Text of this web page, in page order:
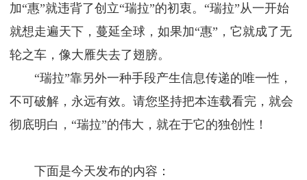
加“惠”就违背了创立“瑞拉”的初衷。“瑞拉”从一开始
就想走遍天下，蔓延全球，如果加“惠”，它就成了无
轮之车，像大雁失去了翅膀。
“瑞拉”靠另外一种手段产生信息传递的唯一性，
不可破解，永远有效。请您坚持把本连载看完，就会
彻底明白，“瑞拉”的伟大，就在于它的独创性！
下面是今天发布的内容：